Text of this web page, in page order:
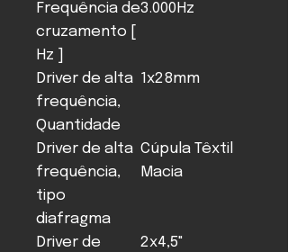
Frequência de
cruzamento [
Hz ]
3.000Hz
Driver de alta
frequência,
Quantidade
1x28mm
Driver de alta
frequência,
tipo
diafragma
Cúpula Têxtil
Macia
Driver de
2x4,5"